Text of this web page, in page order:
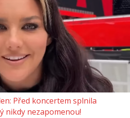
Před koncertem splnila
nikdy nezapomenou!